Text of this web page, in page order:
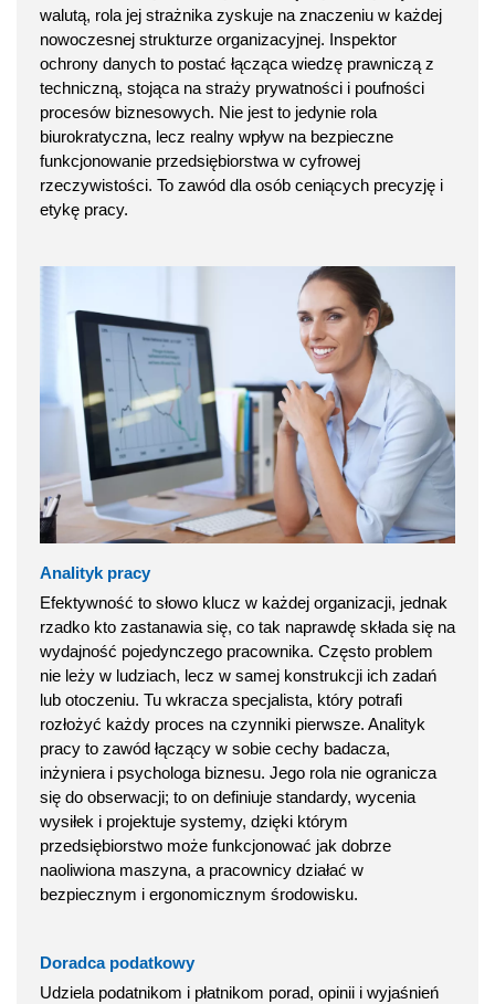
walutą, rola jej strażnika zyskuje na znaczeniu w każdej
nowoczesnej strukturze organizacyjnej. Inspektor
ochrony danych to postać łącząca wiedzę prawniczą z
techniczną, stojąca na straży prywatności i poufności
procesów biznesowych. Nie jest to jedynie rola
biurokratyczna, lecz realny wpływ na bezpieczne
funkcjonowanie przedsiębiorstwa w cyfrowej
rzeczywistości. To zawód dla osób ceniących precyzję i
etykę pracy.
Analityk pracy
Efektywność to słowo klucz w każdej organizacji, jednak
rzadko kto zastanawia się, co tak naprawdę składa się na
wydajność pojedynczego pracownika. Często problem
nie leży w ludziach, lecz w samej konstrukcji ich zadań
lub otoczeniu. Tu wkracza specjalista, który potrafi
rozłożyć każdy proces na czynniki pierwsze. Analityk
pracy to zawód łączący w sobie cechy badacza,
inżyniera i psychologa biznesu. Jego rola nie ogranicza
się do obserwacji; to on definiuje standardy, wycenia
wysiłek i projektuje systemy, dzięki którym
przedsiębiorstwo może funkcjonować jak dobrze
naoliwiona maszyna, a pracownicy działać w
bezpiecznym i ergonomicznym środowisku.
Doradca podatkowy
Udziela podatnikom i płatnikom porad, opinii i wyjaśnień